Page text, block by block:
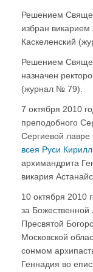
Решением
избран викарием
Каскеленский
Решением
назначен
(журнал № 79).
7 октября 2010
преподобного
Сергиевой
всея Руси Кирилл
архимандрита
викария
10 октября 2010
за Божественной
Пресвятой
Московской
сонмом
Геннадия во